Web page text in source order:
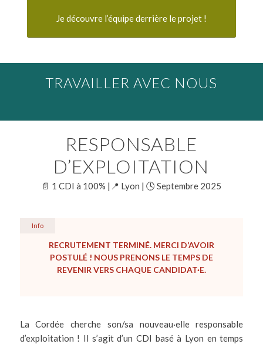
Je découvre l’équipe derrière le projet !
TRAVAILLER AVEC NOUS
RESPONSABLE
D’EXPLOITATION
📄 1 CDI à 100% |📍 Lyon | 🕓 Septembre 2025
Info
RECRUTEMENT TERMINÉ. MERCI D’AVOIR
POSTULÉ ! NOUS PRENONS LE TEMPS DE
REVENIR VERS CHAQUE CANDIDAT·E.
La Cordée cherche son/sa nouveau·elle responsable
d’exploitation ! Il s’agit d’un CDI basé à Lyon en temps